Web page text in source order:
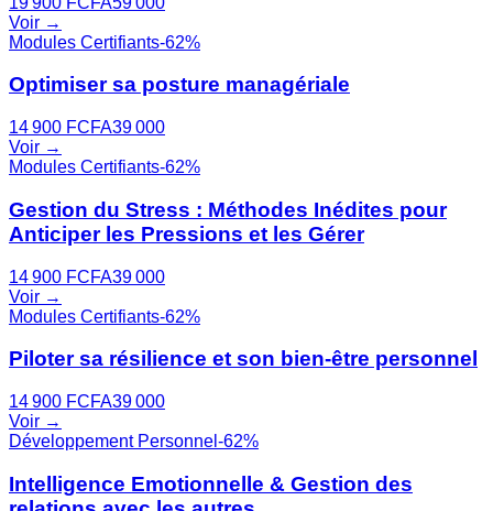
Voir →
Modules Certifiants-62%
Optimiser sa posture managériale
14 900 FCFA39 000
Voir →
Modules Certifiants-62%
Gestion du Stress : Méthodes Inédites pour
Anticiper les Pressions et les Gérer
14 900 FCFA39 000
Voir →
Modules Certifiants-62%
Piloter sa résilience et son bien-être personnel
14 900 FCFA39 000
Voir →
Développement Personnel -62%
Intelligence Emotionnelle & Gestion des